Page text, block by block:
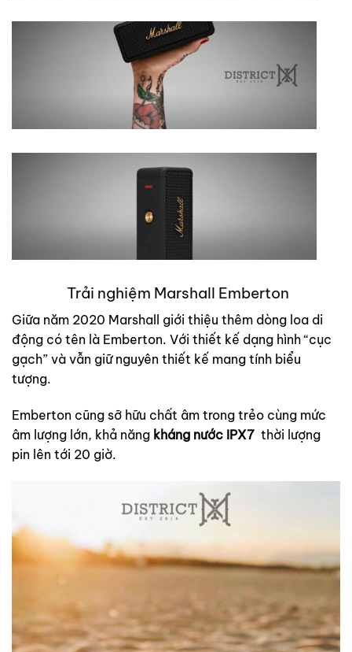
Trải nghiệm Marshall Emberton
Giữa năm 2020 Marshall giới thiệu thêm dòng loa di
động có tên là Emberton. Với thiết kế dạng hình “cục
gạch” và vẫn giữ nguyên thiết kế mang tính biểu
tượng.
Emberton cũng sỡ hữu chất âm trong trẻo cùng mức
âm lượng lớn, khả năng kháng nước IPX7 thời lượng
pin lên tới 20 giờ.